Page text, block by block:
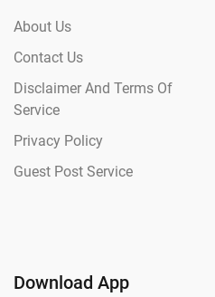
About Us
Contact Us
Disclaimer And Terms Of
Service
Privacy Policy
Guest Post Service
Download App